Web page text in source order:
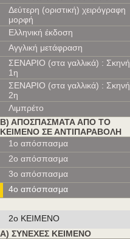
Δεύτερη (οριστική) χειρόγραφη
μορφή
Ελληνική έκδοση
Αγγλική μετάφραση
ΣΕΝΑΡΙΟ (στα γαλλικά) : Σκηνή
1η
ΣΕΝΑΡΙΟ (στα γαλλικά) : Σκηνή
2η
Λιμπρέτο
Β) ΑΠΟΣΠΑΣΜΑΤΑ ΑΠΟ ΤΟ
ΚΕΙΜΕΝΟ ΣΕ ΑΝΤΙΠΑΡΑΒΟΛΗ
1ο απόσπασμα
2ο απόσπασμα
3ο απόσπασμα
4ο απόσπασμα
2ο ΚΕΙΜΕΝΟ
Α) ΣΥΝΕΧΕΣ ΚΕΙΜΕΝΟ